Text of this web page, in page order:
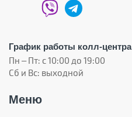
График работы колл-центра
Пн – Пт: с 10:00 до 19:00
Сб и Вс: выходной
Меню